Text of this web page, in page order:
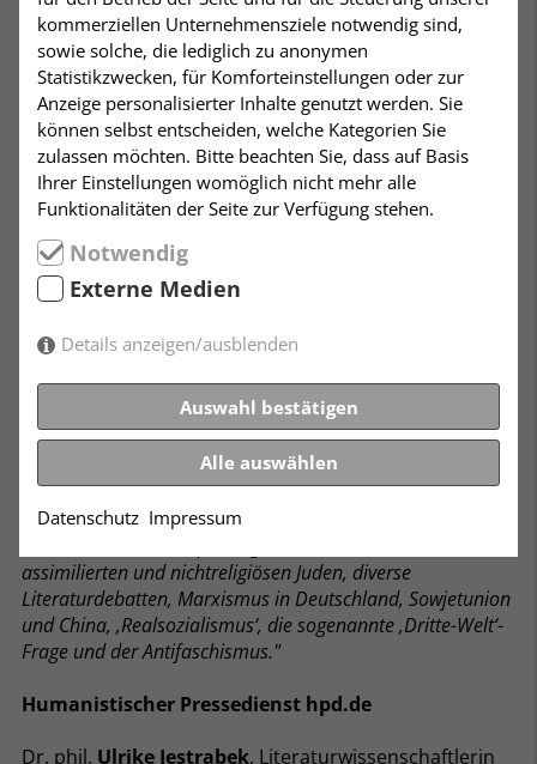
Ruth Weiss, Elisabeth Meyer, Max Mohr, A.J. Storfer,
Kurt Lewin, Mark Siegelberg, Wolfgang Hadda, Alfred
W. Kneucker, Hans-Heinz Hinzelmann, Hugo Burkhard,
Marianne Stern, Egon M. Kornblum, Lutz Witkowski,
Grete Beck-Klein, Jerry Lindenstrauss, Franziska
Tausig, Hellmut Stern, Horst Peter Eisfelder, Ernst G.
Heppner, Vivian Jeanette Kaplan, Evelyn Pike Rubin,
Sigmund Tobias, Bruno Frei, Ruth Weiss, Roberto de
Hollanda, Kurt Neff, Sibylle Hunzinger, Betty
Grebenschikoff, Genia Nobel, Ruth Werner,
Magdalena Robitscher-Hahn, Alfred Dreifuß, Jakob
Rosenfeld.
„Alles in allem: Ulrike Jestrabeks Arbeit ist - obwohl sehr
umfangreich und nicht unbedingt ‚populär‘ geschrieben -
ein sehr wichtiges Werk. Es enthält eine ganze Reihe von
neuen Forschungsergebnissen und Themen, die bisher mit
diesem Schwerpunkt in Deutschland noch nicht
veröffentlicht wurden. Denn es werden wichtige Themen
des 20. Jahrhunderts beleuchtet: jüdische Identität und
assimilierten und nichtreligiösen Juden, diverse
Literaturdebatten, Marxismus in Deutschland, Sowjetunion
und China, ‚Realsozialismus‘, die sogenannte ‚Dritte-Welt‘-
Frage und der Antifaschismus."
Humanistischer Pressedienst hpd.de
Dr. phil. Ulrike Jestrabek, Literaturwissenschaftlerin
kommerziellen Unternehmensziele notwendig sind,
sowie solche, die lediglich zu anonymen
Statistikzwecken, für Komforteinstellungen oder zur
Anzeige personalisierter Inhalte genutzt werden. Sie
können selbst entscheiden, welche Kategorien Sie
zulassen möchten. Bitte beachten Sie, dass auf Basis
Ihrer Einstellungen womöglich nicht mehr alle
Funktionalitäten der Seite zur Verfügung stehen.
Notwendig
Externe Medien
Details anzeigen/ausblenden
Auswahl bestätigen
Alle auswählen
Datenschutz Impressum